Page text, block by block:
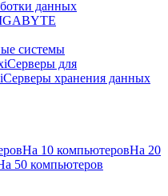
данных
системы
Серверы для
Серверы хранения данных
На 10 компьютеровНа 20
50 компьютеров